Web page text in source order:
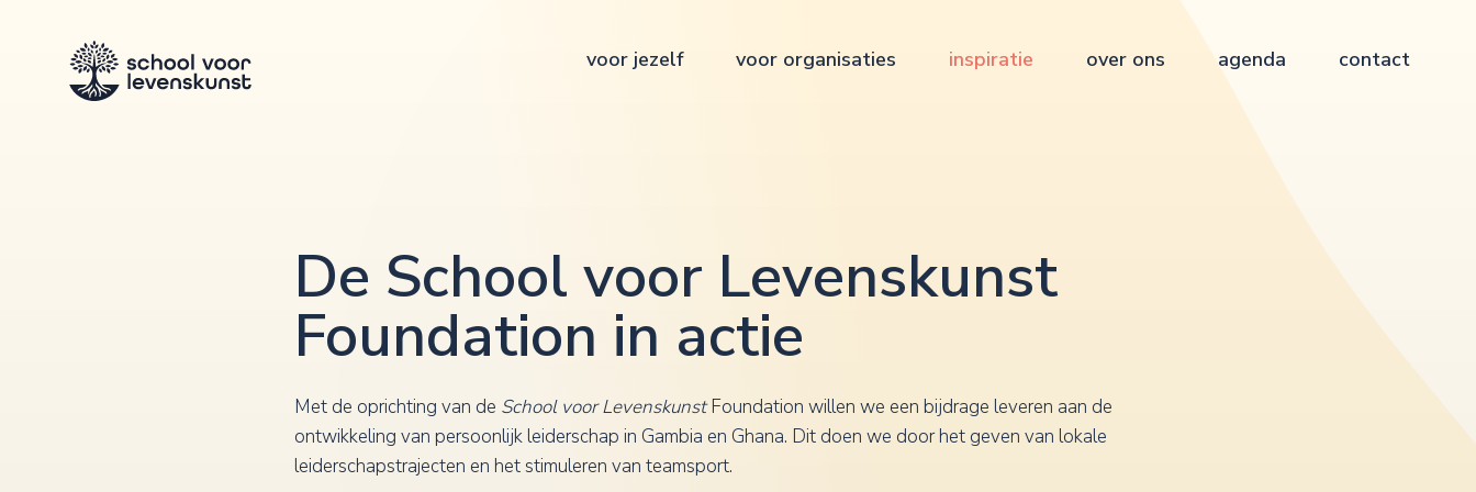
voor jezelf voor organisaties inspiratie over ons agenda contact
De School voor Levenskunst
Foundation in actie
Met de oprichting van de School voor LevenskunstFoundation willen we een bijdrage leveren aan de
ontwikkeling van persoonlijk leiderschap in Gambia en Ghana. Dit doen we door het geven van lokale
leiderschapstrajecten en het stimuleren van teamsport.